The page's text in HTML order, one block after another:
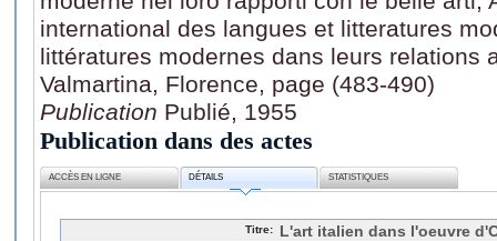
international des langues et litteratures
littératures modernes dans leurs relations
Valmartina, Florence, page (483-490)
Publication Publié, 1955
Publication dans des actes
ACCÈS EN LIGNE DÉTAILS STATISTIQUES
Titre: L'art italien dans l'oeuvre